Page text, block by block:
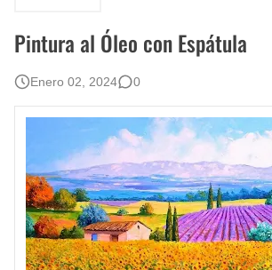
Pintura al Óleo con Espátula
Enero 02, 2024 0